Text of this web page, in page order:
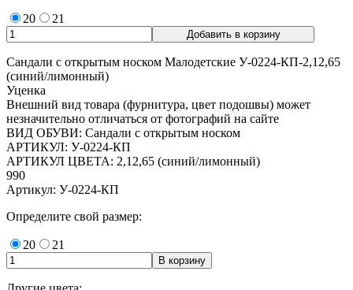
20 21
Сандали с открытым носком Малодетские У-0224-КП-2,12,65
(синий/лимонный)
Уценка
Внешний вид товара (фурнитура, цвет подошвы) может
незначительно отличаться от фотографий на сайте
ВИД ОБУВИ: Сандали с открытым носком
АРТИКУЛ: У-0224-КП
АРТИКУЛ ЦВЕТА: 2,12,65 (синий/лимонный)
990
Артикул: У-0224-КП
Определите свой размер:
20 21